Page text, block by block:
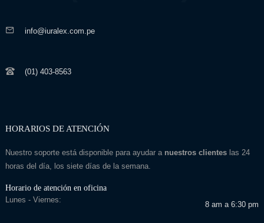
info@iuralex.com.pe
(01) 403-8563
HORARIOS DE ATENCIÓN
Nuestro soporte está disponible para ayudar a nuestros clienteslas 24
horas del día, los siete días de la semana.
Horario de atención en oficina
Lunes - Viernes:
8 am a 6:30 pm